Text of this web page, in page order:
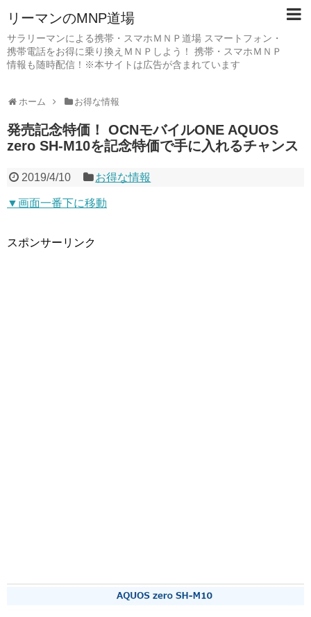
リーマンのMNP道場
サラリーマンによる携帯・スマホＭＮＰ道場 スマートフォン・
携帯電話をお得に乗り換えＭＮＰしよう！ 携帯・スマホＭＮＰ
情報も随時配信！※本サイトは広告が含まれています
ホーム お得な情報
発売記念特価！ OCNモバイルONE AQUOS
zero SH-M10を記念特価で手に入れるチャンス
2019/4/10 お得な情報
▼画面一番下に移動
スポンサーリンク